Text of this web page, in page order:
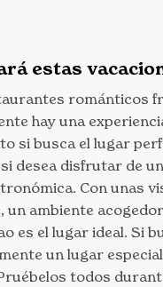
estas
románticos
hay una
si busca el lugar
desea disfrutar de
Con unas
un ambiente
es el lugar ideal. Si
un lugar
todos